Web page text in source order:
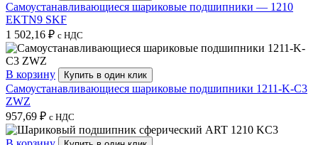
Самоустанавливающиеся шариковые подшипники — 1210
EKTN9 SKF
1 502,16 ₽ с НДС
В корзину Купить в один клик
Самоустанавливающиеся шариковые подшипники 1211-K-C3
ZWZ
957,69 ₽ с НДС